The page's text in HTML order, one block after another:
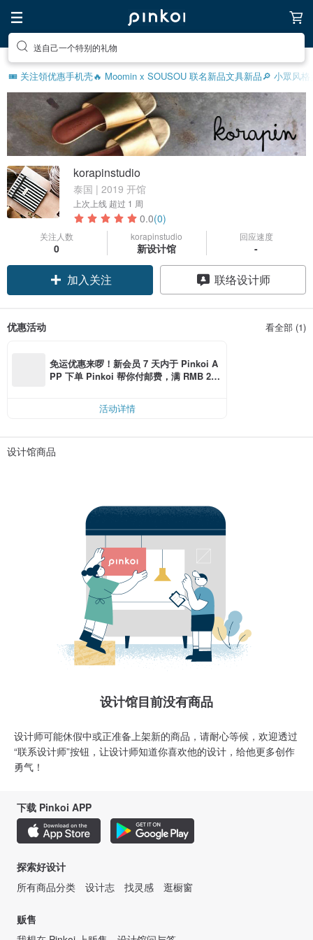
送自己一个特别的礼物
🎟️ 关注領优惠手机壳🔥 Moomin x SOUSOU 联名新品文具新品🔎 小眾风格
korapinstudio
泰国 | 2019 开馆
上次上线 超过 1 周
0.0(0)
关注人数
0
korapinstudio
新设计馆
回应速度
-
加入关注 联络设计师
优惠活动 看全部 (1)
免运优惠来啰！新会员 7 天内于 Pinkoi A
PP 下单 Pinkoi 帮你付邮费，满 RMB 25
活动详情
设计馆商品
设计馆目前没有商品
设计师可能休假中或正准备上架新的商品，请耐心等候，欢迎透过
“联系设计师”按钮，让设计师知道你喜欢他的设计，给他更多创作
勇气！
下载 Pinkoi APP
探索好设计
所有商品分类
设计志 找灵感 逛橱窗
贩售